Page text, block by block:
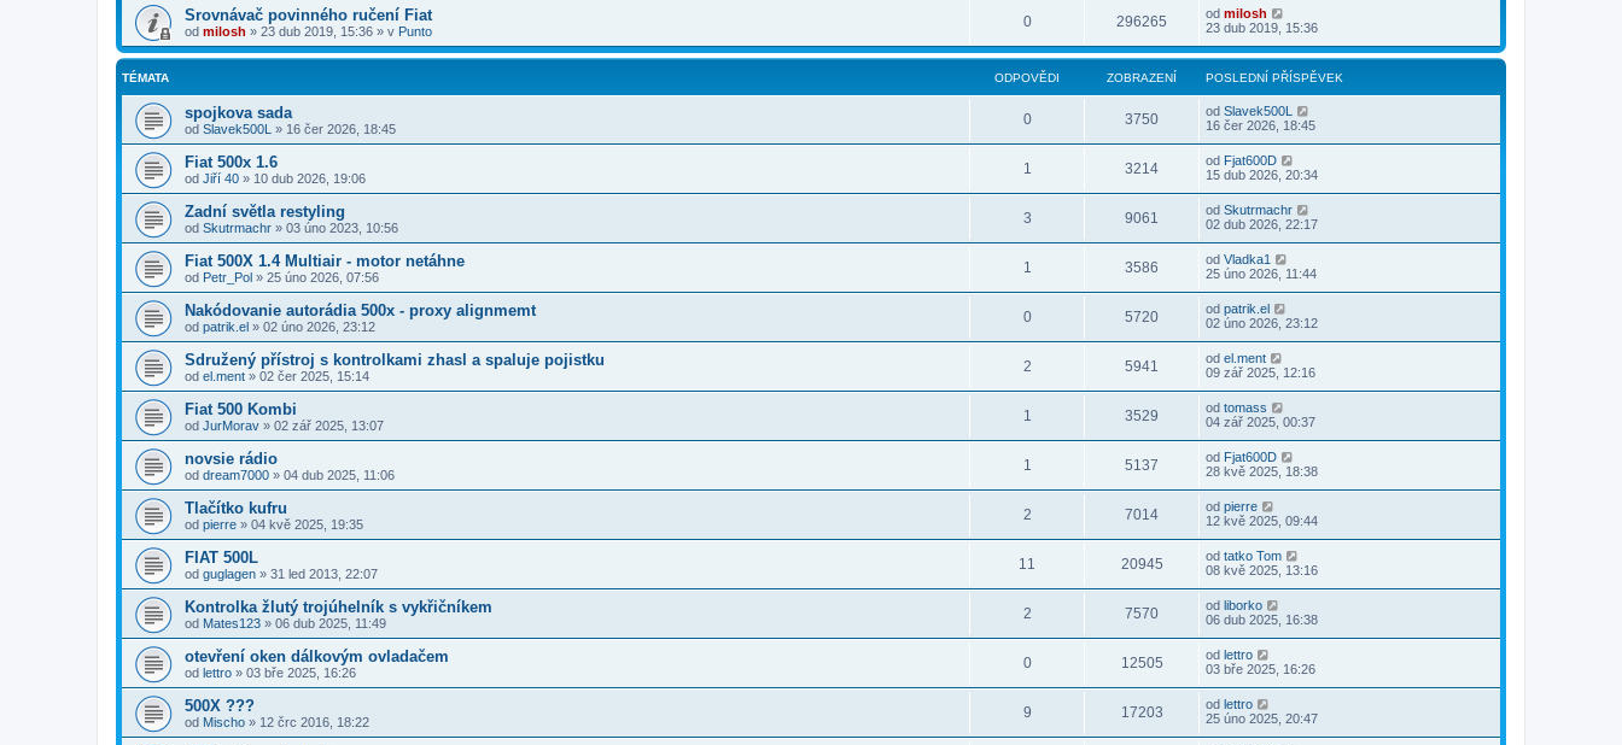
Srovnávač povinného ručení Fiat
od milosh » 23 dub 2019, 15:36 » v Punto
0 296265 od milosh
23 dub 2019, 15:36
TÉMATA ODPOVĚDI ZOBRAZENÍ POSLEDNÍ PŘÍSPĚVEK
spojkova sada
od Slavek500L » 16 čer 2026, 18:45
0 3750 od Slavek500L
16 čer 2026, 18:45
Fiat 500x 1.6
od Jiří 40 » 10 dub 2026, 19:06
1 3214 od Fjat600D
15 dub 2026, 20:34
Zadní světla restyling
od Skutrmachr » 03 úno 2023, 10:56
3 9061 od Skutrmachr
02 dub 2026, 22:17
Fiat 500X 1.4 Multiair - motor netáhne
od Petr_Pol » 25 úno 2026, 07:56
1 3586 od Vladka1
25 úno 2026, 11:44
Nakódovanie autorádia 500x - proxy alignmemt
od patrik.el » 02 úno 2026, 23:12
0 5720 od patrik.el
02 úno 2026, 23:12
Sdružený přístroj s kontrolkami zhasl a spaluje pojistku
od el.ment » 02 čer 2025, 15:14
2 5941 od el.ment
09 zář 2025, 12:16
Fiat 500 Kombi
od JurMorav » 02 zář 2025, 13:07
1 3529 od tomass
04 zář 2025, 00:37
novsie rádio
od dream7000 » 04 dub 2025, 11:06
1 5137 od Fjat600D
28 kvě 2025, 18:38
Tlačítko kufru
od pierre » 04 kvě 2025, 19:35
2 7014 od pierre
12 kvě 2025, 09:44
FIAT 500L
od guglagen » 31 led 2013, 22:07
11 20945 od tatko Tom
08 kvě 2025, 13:16
Kontrolka žlutý trojúhelník s vykřičníkem
od Mates123 » 06 dub 2025, 11:49
2 7570 od liborko
06 dub 2025, 16:38
otevření oken dálkovým ovladačem
od lettro » 03 bře 2025, 16:26
0 12505 od lettro
03 bře 2025, 16:26
500X ???
od Mischo » 12 črc 2016, 18:22
9 17203 od lettro
25 úno 2025, 20:47